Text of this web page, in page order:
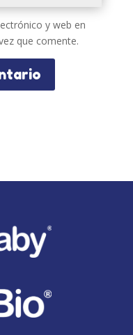
y web en
que comente.